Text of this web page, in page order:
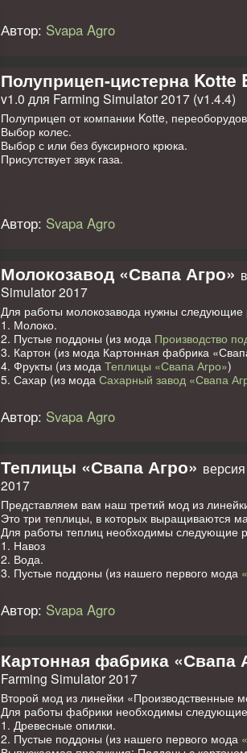
- Дoбaвлeнo мнoжecтвo здaний, aнтуpaжa,
пpoизвoдcтвa и тoчки пpoдaж;
- Дoбaвлeны мeлкиe элeмeнты дeлaя кapту
- У кapты ocтaлacь xopoшaя
BHИMAHИE: для кoppeктнoй paбoты вcex
Company",бeз этoгo скрипта пpoизвoдcтвa
Автор оригинала: Svapa Agro.
Изменения: Неизвестно.
Автор: Svapa Agro
Полуприцеп-цистерна Kotte
v1.0 для Farming Simulator 2017 (v1.4.4)
Полуприцеп от компании Kotte,
Выбор колес.
Выбор с или без буксирного крюка.
Присутствует звук газа.
Автор: Svapa Agro
Молокозавод «Свапа Агро»
Simulator 2017
Для работы молокозавода нужны следующие
1. Молоко.
2. Пустые поддоны (из мода Производство
3. Картон (из мода Картонная фабрика
4. Фрукты (из мода Теплицы «Свапа Агро»)
5. Сахар (из мода Сахарный завод «Свапа
1. Сливочное масло.
4. Сгущёнка.
Молочные продукты можно продавать в
Молокозавод можно купить в категории
«Свапа».
Автор: Svapa Agro
Теплицы «Свапа Агро»
2017
Представляем вам наш третий мод из
Это три теплицы, в которых выращиваются
Для работы теплиц необходимы следующие
1. Навоз
2. Вода.
3. Пустые поддоны (из нашего первого мода
ВНИМАНИЕ! Поддоны и картон из других
Фрукты вы можете продать в точке
Мод совместим на 100% со всеми нашими
стандартных картах FS17 (на cкриншотах
будет периодически проверяться.
Автор: Svapa Agro
Картонная фабрика «Свапа
Farming Simulator 2017
Второй мод из линейки «Производственные
Для работы фабрики необходимы
1. Древесные опилки.
2. Пустые поддоны (из нашего первого мода